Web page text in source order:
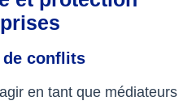
conflits
en tant que médiateurs